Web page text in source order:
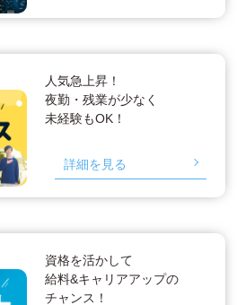
人気急上昇！
夜勤・残業が少なく
未経験もOK！
詳細を見る
資格を活かして
給料&キャリアアップの
チャンス！